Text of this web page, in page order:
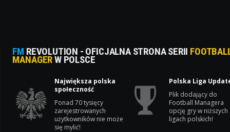
FM REVOLUTION - OFICJALNA STRONA SERII
MANAGERW POLSCE
Największa polska
społeczność
Ponad 70 tysięcy
zarejestrowanych
użytkowników nie może
się mylić!
Polska Liga
Plik dodający do
Football Managera
opcję gry w niższych
ligach polskich!